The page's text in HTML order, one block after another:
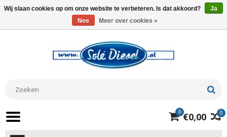
0
0 €0,00
Wij slaan cookies op om onze website te verbeteren. Is dat akkoord?
Ja
Nee
Meer over cookies »